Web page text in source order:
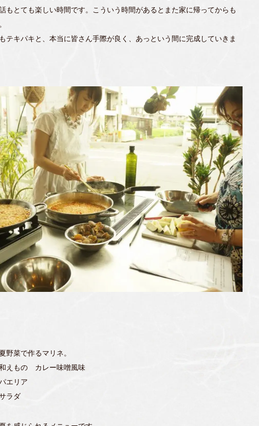
もとても楽しい時間です。こういう時間があるとまた家に帰ってからも
テキパキと、本当に皆さん手際が良く、あっという間に完成していきま
野菜で作るマリネ。
和えもの カレー味噌風味
エリア
ラダ